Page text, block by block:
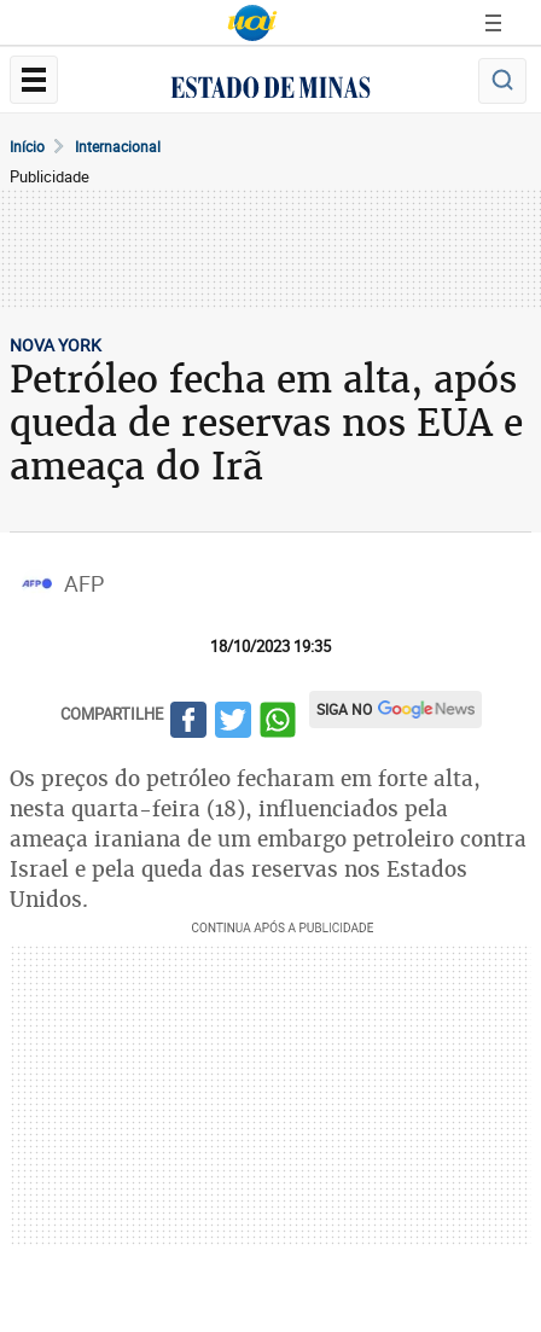
Início Internacional
Publicidade
NOVA YORK
Petróleo fecha em alta, após
queda de reservas nos EUA e
ameaça do Irã
AFP
18/10/2023 19:35
COMPARTILHE SIGA NO
Os preços do petróleo fecharam em forte alta,
nesta quarta-feira (18), influenciados pela
ameaça iraniana de um embargo petroleiro contra
Israel e pela queda das reservas nos Estados
Unidos.